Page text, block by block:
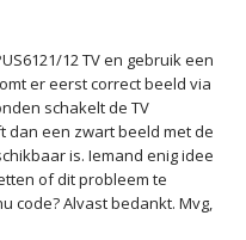
12 TV en gebruik een
er eerst correct beeld via
schakelt de TV
dan een zwart beeld met de
is. Iemand enig idee
of dit probleem te
code? Alvast bedankt. Mvg,